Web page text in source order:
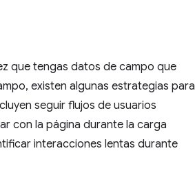
que tengas datos de campo que
existen algunas estrategias para
seguir flujos de usuarios
con la página durante la carga
interacciones lentas durante